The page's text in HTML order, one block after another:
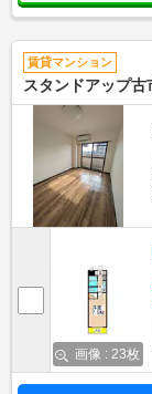
賃貸マンション
スタンドアップ古
画像 : 23枚